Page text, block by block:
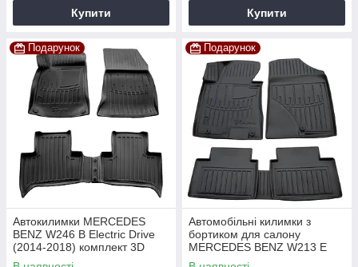
Купити Купити
Подарунок
Автокилимки MERCEDES
BENZ W246 B Electric Drive
(2014-2018) комплект 3D
килимків із 4 штук
Подарунок
Автомобільні килимки з
бортиком для салону
MERCEDES BENZ W213 E
(2016-2023) / комплект 3D